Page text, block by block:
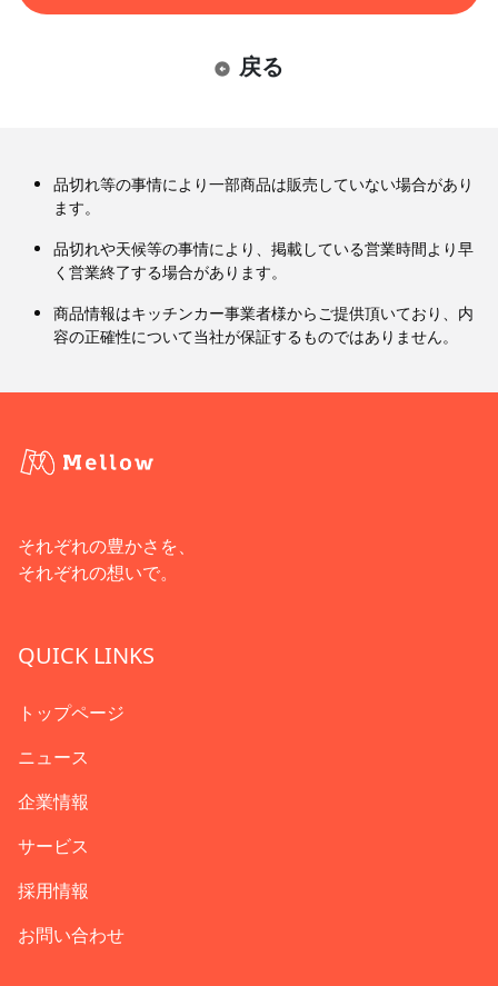
戻る
品切れ等の事情により一部商品は販売していない場合があり
ます。
品切れや天候等の事情により、掲載している営業時間より早
く営業終了する場合があります。
商品情報はキッチンカー事業者様からご提供頂いており、内
容の正確性について当社が保証するものではありません。
それぞれの豊かさを、
それぞれの想いで。
QUICK LINKS
トップページ
ニュース
企業情報
サービス
採用情報
お問い合わせ